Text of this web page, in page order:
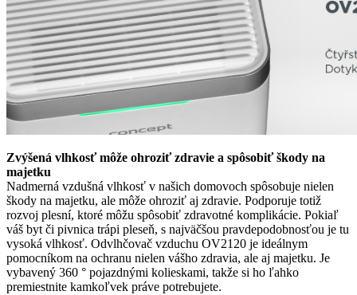
Zvýšená vlhkosť môže ohroziť zdravie a spôsobiť škody na
majetku
Nadmerná vzdušná vlhkosť v našich domovoch spôsobuje nielen
škody na majetku, ale môže ohroziť aj zdravie. Podporuje totiž
rozvoj plesní, ktoré môžu spôsobiť zdravotné komplikácie. Pokiaľ
váš byt či pivnica trápi pleseň, s najväčšou pravdepodobnosťou je tu
vysoká vlhkosť. Odvlhčovač vzduchu OV2120 je ideálnym
pomocníkom na ochranu nielen vášho zdravia, ale aj majetku. Je
vybavený 360 ° pojazdnými kolieskami, takže si ho ľahko
premiestnite kamkoľvek práve potrebujete.